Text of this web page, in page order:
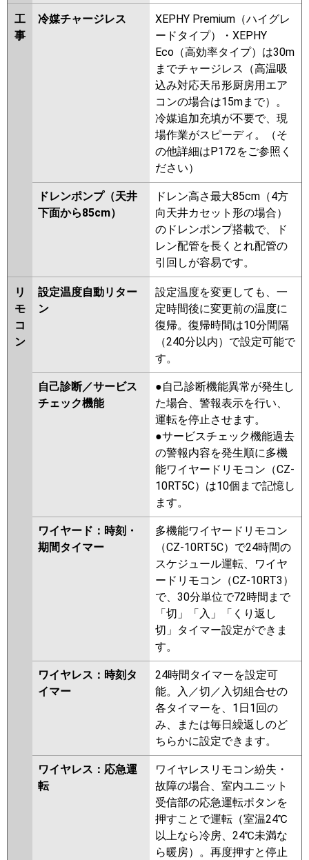
工
事
冷媒チャージレス
XEPHY Premium（ハイグレ
ードタイプ）・XEPHY
Eco（高効率タイプ）は30m
までチャージレス（高温吸
込み対応天吊形厨房用エア
コンの場合は15mまで）。
冷媒追加充填が不要で、現
場作業がスピーディ。（そ
の他詳細はP172をご参照く
ださい）
ドレンポンプ（天井
下面から85cm）
ドレン高さ最大85cm（4方
向天井カセット形の場合）
のドレンポンプ搭載で、ド
レン配管を長くとれ配管の
引回しが容易です。
リ
モ
コ
ン
設定温度自動リター
ン
設定温度を変更しても、一
定時間後に変更前の温度に
復帰。復帰時間は10分間隔
（240分以内）で設定可能で
す。
自己診断／サービス
チェック機能
●自己診断機能異常が発生し
た場合、警報表示を行い、
運転を停止させます。
●サービスチェック機能過去
の警報内容を発生順に多機
能ワイヤードリモコン（CZ-
10RT5C）は10個まで記憶し
ます。
ワイヤード：時刻・
期間タイマー
多機能ワイヤードリモコン
（CZ-10RT5C）で24時間の
スケジュール運転、ワイヤ
ードリモコン（CZ-10RT3）
で、30分単位で72時間まで
「切」「入」「くり返し
切」タイマー設定ができま
す。
ワイヤレス：時刻タ
イマー
24時間タイマーを設定可
能。入／切／入切組合せの
各タイマーを、1日1回の
み、または毎日繰返しのど
ちらかに設定できます。
ワイヤレス：応急運
転
ワイヤレスリモコン紛失・
故障の場合、室内ユニット
受信部の応急運転ボタンを
押すことで運転（室温24℃
以上なら冷房、24℃未満な
ら暖房）。再度押すと停止